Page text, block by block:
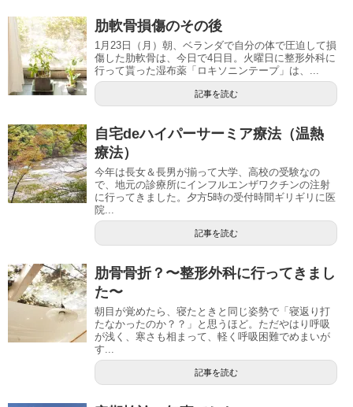
肋軟骨損傷のその後
1月23日（月）朝、ベランダで自分の体で圧迫して損
傷した肋軟骨は、今日で4日目。火曜日に整形外科に
行って貰った湿布薬「ロキソニンテープ」は、...
記事を読む
自宅deハイパーサーミア療法（温熱
療法）
今年は長女＆長男が揃って大学、高校の受験なの
で、地元の診療所にインフルエンザワクチンの注射
に行ってきました。夕方5時の受付時間ギリギリに医
院...
記事を読む
肋骨骨折？〜整形外科に行ってきまし
た〜
朝目が覚めたら、寝たときと同じ姿勢で「寝返り打
たなかったのか？？」と思うほど。ただやはり呼吸
が浅く、寒さも相まって、軽く呼吸困難でめまいが
す...
記事を読む